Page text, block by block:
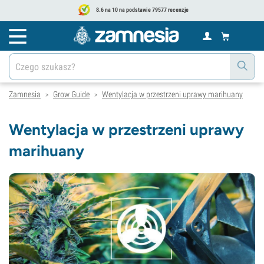
8.6 na 10 na podstawie 79577 recenzje
Zamnesia > Grow Guide > Wentylacja w przestrzeni uprawy marihuany
Wentylacja w przestrzeni uprawy
marihuany